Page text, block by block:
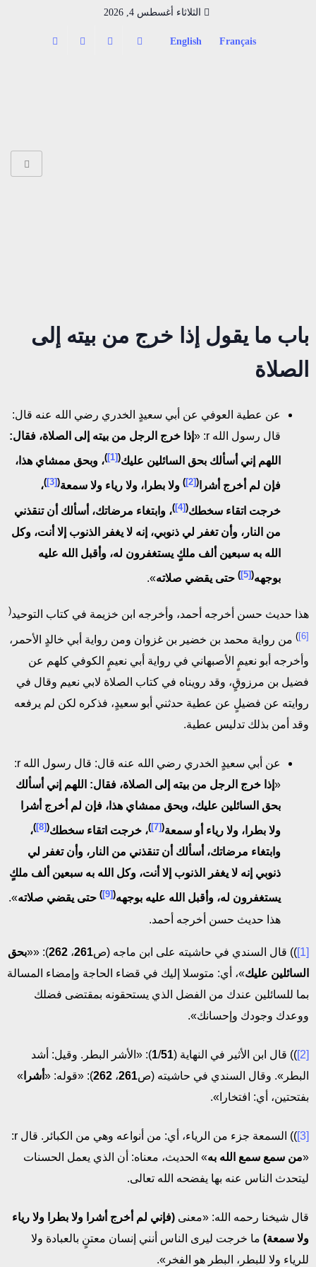
الثلاثاء أغسطس 4, 2026
Français
English
باب ما يقول إذا خرج من بيته إلى
الصلاة
عن عطية العوفي عن أبي سعيدٍ الخدري رضي الله عنه قال:
قال رسول الله r: «
إذا خرج الرجل من بيته إلى الصلاة، فقال:
اللهم إني أسألك بحق السائلين عليك(
[1]
)، وبحق ممشاي هذا،
فإن لم أخرج أشرا (
[2]
) ولا بطرا، ولا رياء ولا سمعة(
[3]
)،
خرجت اتقاء سخطك(
[4]
)، وابتغاء مرضاتك، أسألك أن تنقذني
من النار، وأن تغفر لي ذنوبي، إنه لا يغفر الذنوب إلا أنت، وكل
الله به سبعين ألف ملكٍ يستغفرون له، وأقبل الله عليه
بوجهه(
[5]
) حتى يقضي صلاته».
هذا حديث حسن أخرجه أحمد، وأخرجه ابن خزيمة في كتاب التوحيد(
[6]
) من رواية محمد بن خضير بن غزوان ومن رواية أبي خالدٍ الأحمر،
وأخرجه أبو نعيمٍ الأصبهاني في رواية أبي نعيمٍ الكوفي كلهم عن
فضيل بن مرزوقٍ، وقد رويناه في كتاب الصلاة لابي نعيم وقال في
روايته عن فضيلٍ عن عطية حدثني أبو سعيدٍ، فذكره لكن لم يرفعه
وقد أمن بذلك تدليس عطية.
عن أبي سعيدٍ الخدري رضي الله عنه قال: قال رسول الله r:
« إذا خرج الرجل من بيته إلى الصلاة، فقال: اللهم إني أسألك
بحق السائلين عليك، وبحق ممشاي هذا، فإن لم أخرج أشرا
ولا بطرا، ولا رياء أو سمعة(
[7]
)، خرجت اتقاء سخطك(
[8]
)،
وابتغاء مرضاتك، أسألك أن تنقذني من النار، وأن تغفر لي
ذنوبي إنه لا يغفر الذنوب إلا أنت، وكل الله به سبعين ألف ملكٍ
يستغفرون له، وأقبل الله عليه بوجهه(
[9]
) حتى يقضي صلاته».
هذا حديث حسن أخرجه أحمد.
[1] )) قال السندي في حاشيته على ابن ماجه (ص261، 262
): ««بحق
السائلين عليك»، أي: متوسلا إليك في قضاء الحاجة وإمضاء المسالة
بما للسائلين عندك من الفضل الذي يستحقونه بمقتضى فضلك
ووعدك وجودك وإحسانك».
[2] )) قال ابن الأثير في النهاية ( 1/51
): «الأشر البطر. وقيل: أشد
البطر». وقال السندي في حاشيته (ص261، 262): «قوله: « أشرا »
بفتحتين، أي: افتخارا».
[3]
)) السمعة جزء من الرياء، أي: من أنواعه وهي من الكبائر. قال r:
«من سمع سمع الله به» الحديث، معناه: أن الذي يعمل الحسنات
ليتحدث الناس عنه بها يفضحه الله تعالى.
قال شيخنا رحمه الله: «معنى (فإني لم أخرج أشرا ولا بطرا ولا رياء
ولا سمعة) ما خرجت ليرى الناس أنني إنسان معتنٍ بالعبادة ولا
للرياء ولا للبطر، البطر هو الفخر».